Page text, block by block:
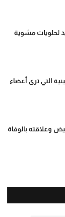
لحلويات مشوية
التي ترى أعضاء
وعلاقته بالوفاة